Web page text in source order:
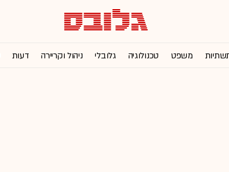
משפט טכנולוגיה גלובלי ניהול וקריירה דעות